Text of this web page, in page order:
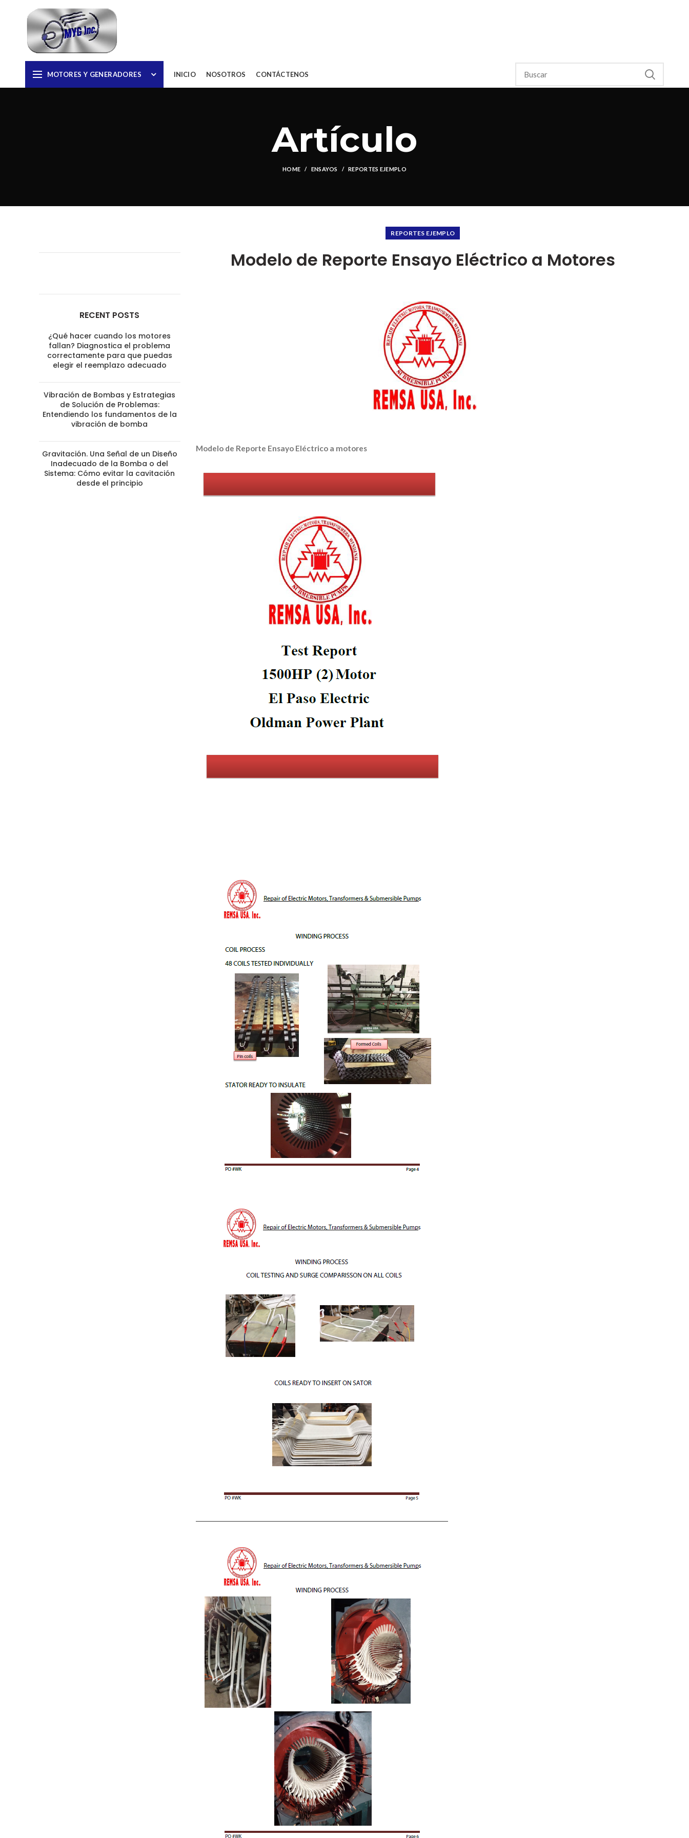
MOTORES Y GENERADORES INICIO NOSOTROS CONTÁCTENOS
Artículo
HOME ENSAYOS REPORTES EJEMPLO
REPORTES EJEMPLO
Modelo de Reporte Ensayo Eléctrico a Motores
Modelo de Reporte Ensayo Eléctrico a motores
RECENT POSTS
¿Qué hacer cuando los motores
fallan? Diagnostica el problema
correctamente para que puedas
elegir el reemplazo adecuado
Vibración de Bombas y Estrategias
de Solución de Problemas:
Entendiendo los fundamentos de la
vibración de bomba
Gravitación. Una Señal de un Diseño
Inadecuado de la Bomba o del
Sistema: Cómo evitar la cavitación
desde el principio